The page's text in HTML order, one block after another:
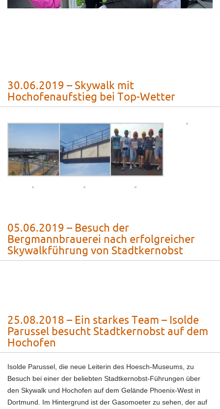
30.06.2019 – Skywalk mit
Hochofenaufstieg bei Top-Wetter
05.06.2019 – Besuch der
Bergmannbrauerei nach erfolgreicher
Skywalkführung von Stadtkernobst
25.08.2018 – Ein starkes Team – Isolde
Parussel besucht Stadtkernobst auf dem
Hochofen
Isolde Parussel, die neue Leiterin des Hoesch-Museums, zu
Besuch bei einer der beliebten Stadtkernobst-Führungen über
den Skywalk und Hochofen auf dem Gelände Phoenix-West in
Dortmund. Im Hintergrund ist der Gasomoeter zu sehen, der auf